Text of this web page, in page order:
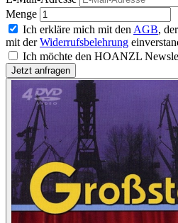
Menge
Ich erkläre mich mit den AGB, der
mit derWiderrufsbelehrung
Ich möchte den HOANZL